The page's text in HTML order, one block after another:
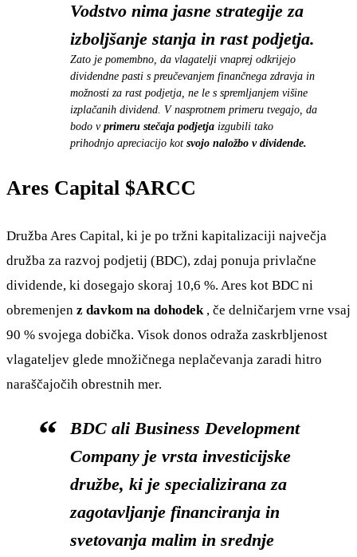
Vodstvo nima jasne strategije za
izboljšanje stanja in rast podjetja.
Zato je pomembno, da vlagatelji vnaprej odkrijejo
dividendne pasti s preučevanjem finančnega zdravja in
možnosti za rast podjetja, ne le s spremljanjem višine
izplačanih dividend. V nasprotnem primeru tvegajo, da
bodo v primeru stečaja podjetja izgubili tako
prihodnjo apreciacijo kot svojo naložbo v dividende.
Ares Capital $ARCC
Družba Ares Capital, ki je po tržni kapitalizaciji največja
družba za razvoj podjetij (BDC), zdaj ponuja privlačne
dividende, ki dosegajo skoraj 10,6 %. Ares kot BDC ni
obremenjen z davkom na dohodek , če delničarjem vrne vsaj
90 % svojega dobička. Visok donos odraža zaskrbljenost
vlagateljev glede množičnega neplačevanja zaradi hitro
naraščajočih obrestnih mer.
BDC ali Business Development
Company je vrsta investicijske
družbe, ki je specializirana za
zagotavljanje financiranja in
svetovanja malim in srednje